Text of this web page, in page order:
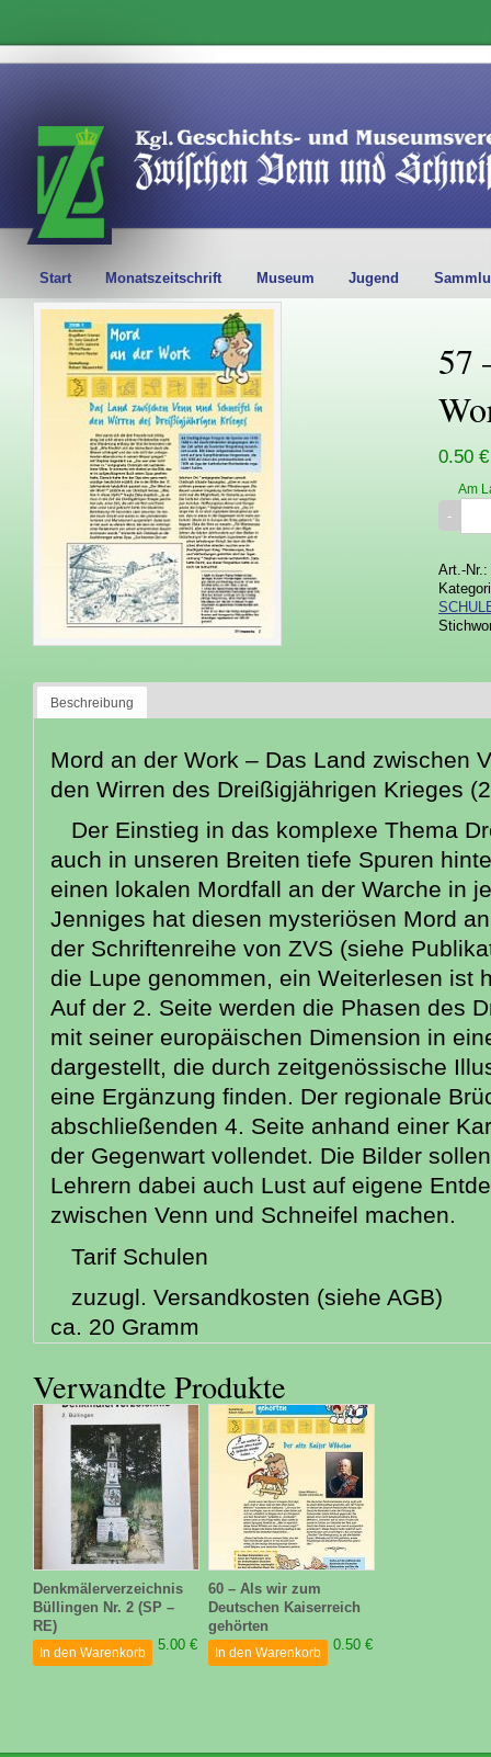
Start Monatszeitschrift Museum Jugend
57
0.50 €
Am
Art.-Nr.:
Beschreibung
Mord an der Work – Das Land zwischen
den Wirren des Dreißigjährigen Krieges
Der Einstieg in das komplexe Thema
auch in unseren Breiten tiefe Spuren
einen lokalen Mordfall an der Warche in
Jenniges hat diesen mysteriösen Mord
der Schriftenreihe von ZVS (siehe
die Lupe genommen, ein Weiterlesen ist
Auf der 2. Seite werden die Phasen des
mit seiner europäischen Dimension in
dargestellt, die durch zeitgenössische
eine Ergänzung finden. Der regionale
abschließenden 4. Seite anhand einer
der Gegenwart vollendet. Die Bilder
Lehrern dabei auch Lust auf eigene
zwischen Venn und Schneifel machen.
Tarif Schulen
zuzugl. Versandkosten (siehe AGB)
ca. 20 Gramm
Verwandte Produkte
Denkmälerverzeichnis
Büllingen Nr. 2 (SP –
RE)
5.00 €
In den Warenkorb
60 – Als wir zum
Deutschen Kaiserreich
gehörten
0.50 €
In den Warenkorb